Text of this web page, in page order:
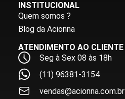
INSTITUCIONAL
Quem somos ?
Blog da Acionna
ATENDIMENTO AO CLIENTE
Seg à Sex 08 às 18h
(11) 96381-3154
vendas@acionna.com.br